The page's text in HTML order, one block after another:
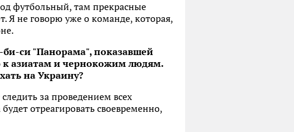
футбольный, там прекрасные
Я не говорю уже о команде, которая,
си "Панорама", показавшей
к азиатам и чернокожим людям.
на Украину?
за проведением всех
отреагировать своевременно,